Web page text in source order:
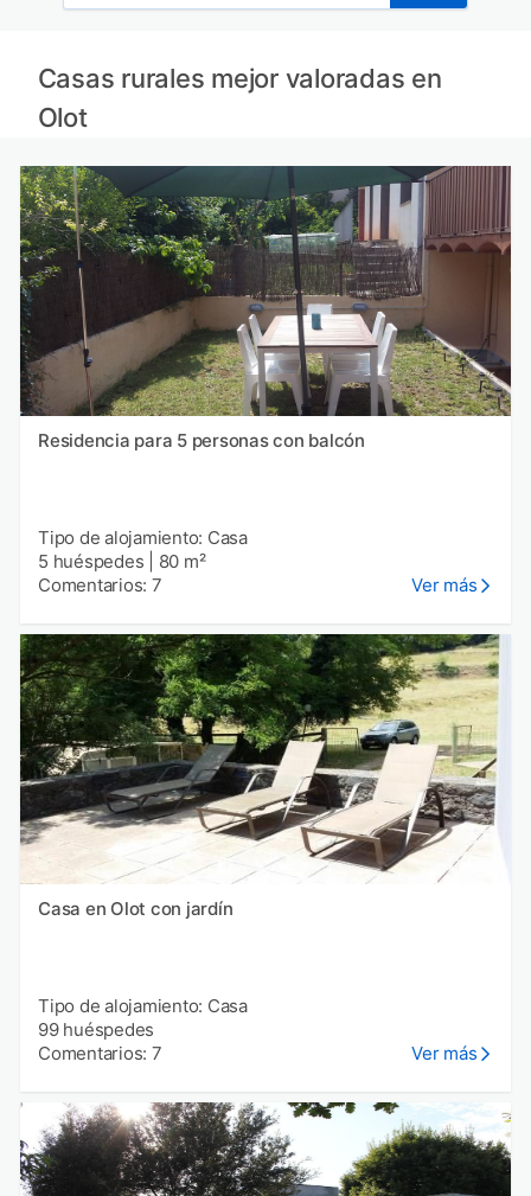
Casas rurales mejor valoradas en
Olot
Residencia para 5 personas con balcón
Tipo de alojamiento: Casa
5 huéspedes
80 m²
Comentarios: 7
Ver más
Casa en Olot con jardín
Tipo de alojamiento: Casa
99 huéspedes
Comentarios: 7
Ver más